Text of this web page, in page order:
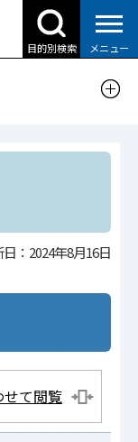
目的別検索 メニュー
事業評価
：2024年8月16日
て閲覧